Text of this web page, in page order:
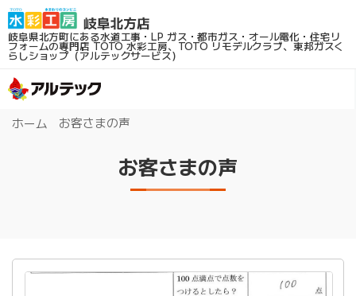
岐阜県北方町にある水道工事・LP ガス・都市ガス・オール電化・住宅リ
フォームの専門店TOTO 水彩工房、TOTO リモデルクラブ、東邦ガスく
らしショップ（アルテックサービス）
ホーム お客さまの声
お客さまの声